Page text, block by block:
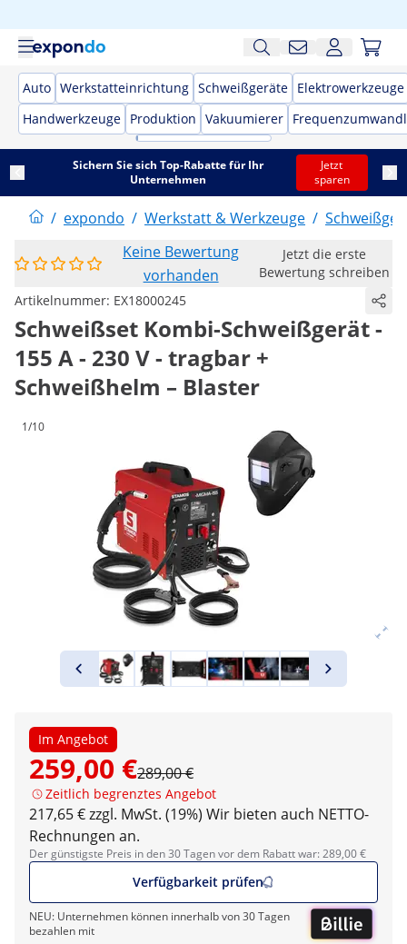
Auto Werkstatteinrichtung Schweißgeräte Elektrowerkzeuge
Handwerkzeuge Produktion Vakuumierer
Sichern Sie sich Top-Rabatte für Ihr
Unternehmen
Jetzt
sparen
/ expondo / Werkstatt & Werkzeuge /
Keine Bewertung
vorhanden
Jetzt die erste
Bewertung schreiben
Artikelnummer: EX18000245
Schweißset Kombi-Schweißgerät -
155 A - 230 V - tragbar +
Schweißhelm – Blaster
1/10
Im Angebot
259,00 €289,00 €
Zeitlich begrenztes Angebot
217,65 € zzgl. MwSt. (19%) Wir bieten auch NETTO-
Rechnungen an.
Der günstigste Preis in den 30 Tagen vor dem Rabatt war: 289,00 €
Verfügbarkeit prüfen
NEU: Unternehmen können innerhalb von 30 Tagen
bezahlen mit